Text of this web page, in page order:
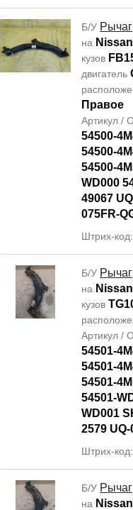
Б/У Рычаг
на
кузов
двигатель
Правое
Артикул /
54500-
54500-
54500-
WD000
49067
075FR-
Штрих-
Б/У Рычаг
на
кузов
Артикул /
54501-
54501-
54501-
54501-
WD001
2579
Штрих-
Б/У Рычаг
на